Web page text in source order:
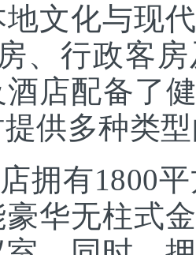
文化与现
、行政客
店配备了
供多种类
拥有1800
华无柱式